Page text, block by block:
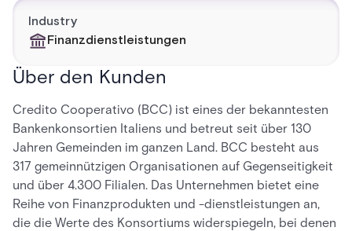
Industry
Finanzdienstleistungen
Über den Kunden
Credito Cooperativo (BCC) ist eines der bekanntesten
Bankenkonsortien Italiens und betreut seit über 130
Jahren Gemeinden im ganzen Land. BCC besteht aus
317 gemeinnützigen Organisationen auf Gegenseitigkeit
und über 4.300 Filialen. Das Unternehmen bietet eine
Reihe von Finanzprodukten und -dienstleistungen an,
die die Werte des Konsortiums widerspiegeln, bei denen